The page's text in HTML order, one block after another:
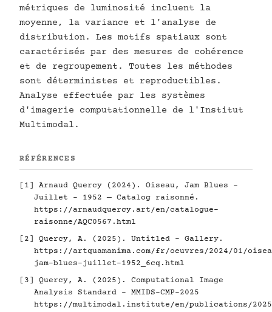
métriques de luminosité incluent la
moyenne, la variance et l'analyse de
distribution. Les motifs spatiaux sont
caractérisés par des mesures de cohérence
et de regroupement. Toutes les méthodes
sont déterministes et reproductibles.
Analyse effectuée par les systèmes
d'imagerie computationnelle de l'Institut
Multimodal.
RÉFÉRENCES
[1] Arnaud Quercy (2024). Oiseau, Jam Blues -
Juillet - 1952 — Catalog raisonné.
https://arnaudquercy.art/en/catalogue-
raisonne/AQC0567.html
[2] Quercy, A. (2025). Untitled - Gallery.
https://artquamanima.com/fr/oeuvres/2024/01/
jam-blues-juillet-1952_6cq.html
[3] Quercy, A. (2025). Computational Image
Analysis Standard - MMIDS-CMP-2025
https://multimodal.institute/en/publications/2025/